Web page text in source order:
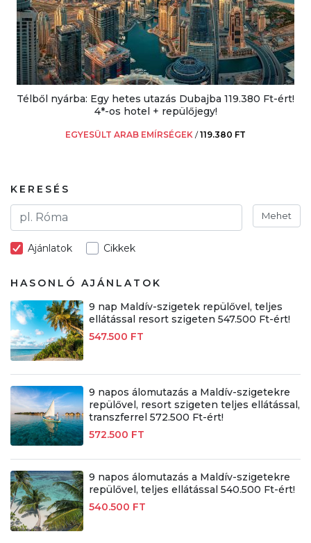
Télből nyárba: Egy hetes utazás Dubajba 119.380 Ft-ért!
4*-os hotel + repülőjegy!
EGYESÜLT ARAB EMÍRSÉGEK /119.380 FT
KERESÉS
Mehet
Ajánlatok Cikkek
HASONLÓ AJÁNLATOK
9 nap Maldív-szigetek repülővel, teljes
ellátással resort szigeten 547.500 Ft-ért!
547.500 FT
9 napos álomutazás a Maldív-szigetekre
repülővel, resort szigeten teljes ellátással,
transzferrel 572.500 Ft-ért!
572.500 FT
9 napos álomutazás a Maldív-szigetekre
repülővel, teljes ellátással 540.500 Ft-ért!
540.500 FT